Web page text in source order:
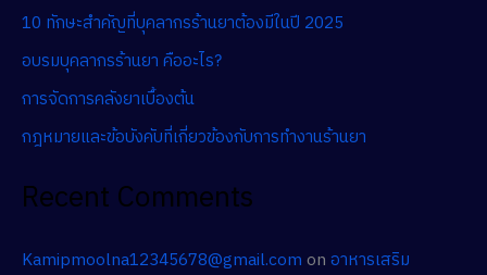
10 ทักษะสำคัญที่บุคลากรร้านยาต้องมีในปี 2025
อบรมบุคลากรร้านยา คืออะไร?
การจัดการคลังยาเบื้องต้น
กฎหมายและข้อบังคับที่เกี่ยวข้องกับการทำงานร้านยา
Recent Comments
Kamipmoolna12345678@gmail.com on อาหารเสริม